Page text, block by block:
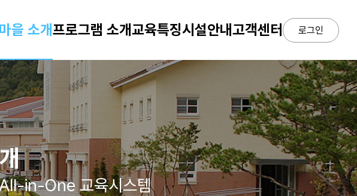
로그인
을 소개프로그램 소개교육특징시설안내고객센터
All-in-One 교육시스템